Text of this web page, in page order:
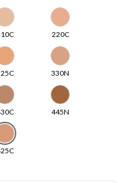
220C
330N
445N